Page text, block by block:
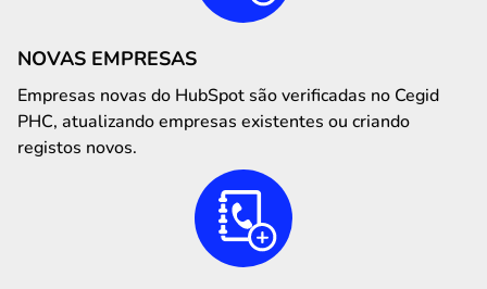
NOVAS EMPRESAS
Empresas novas do HubSpot são verificadas no Cegid
PHC, atualizando empresas existentes ou criando
registos novos.